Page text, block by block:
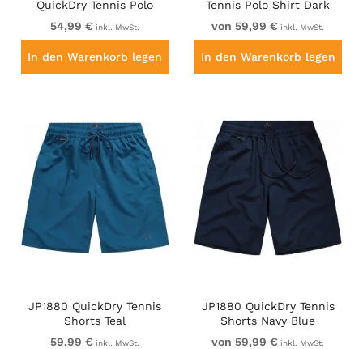
QuickDry Tennis Polo
Black-White-Blue
54,99 € inkl. MwSt.
In den Warenkorb legen
Tennis Polo Shirt Dark
Green
von 59,99 € inkl. MwSt.
In den Warenkorb legen
JP1880 QuickDry Tennis
Shorts Teal
59,99 € inkl. MwSt.
JP1880 QuickDry Tennis
Shorts Navy Blue
von 59,99 € inkl. MwSt.